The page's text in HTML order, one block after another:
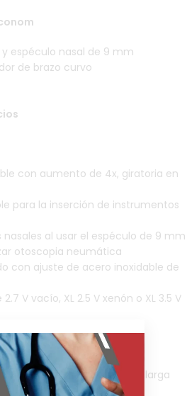
espéculo nasal de 9 mm
de brazo curvo
con aumento de 4x, giratoria en
para la inserción de instrumentos
al usar el espéculo de 9 mm
otoscopia neumática
con ajuste de acero inoxidable de
V vacío, XL 2.5 V xenón o XL 3.5 V
V Xenón o 3.5 V Xenón
y resistente para una larga